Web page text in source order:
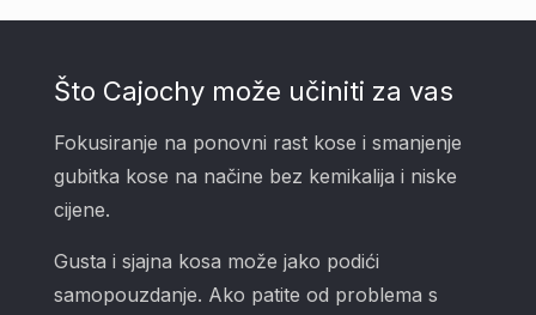
Što Cajochy može učiniti za vas
Fokusiranje na ponovni rast kose i smanjenje
gubitka kose na načine bez kemikalija i niske
cijene.
Gusta i sjajna kosa može jako podići
samopouzdanje. Ako patite od problema s